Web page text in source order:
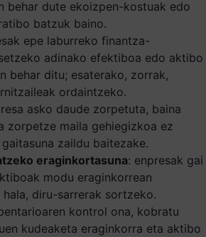
behar dute ekoizpen-kostuak edo
batzuk baino.
epe laburreko finantza-
adinako efektiboa edo aktibo
behar ditu; esaterako, zorrak,
ordaintzeko.
asko daude zorpetuta, baina
zorpetze maila gehiegizkoa ez
zaildu baitezake.
eraginkortasuna: enpresak gai
modu eraginkorrean
diru-sarrerak sortzeko.
kontrol ona, kobratu
kudeaketa eraginkorra eta aktibo